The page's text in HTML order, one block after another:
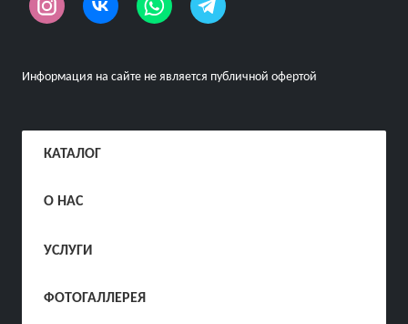
Информация на сайте не является публичной офертой
КАТАЛОГ
О НАС
УСЛУГИ
ФОТОГАЛЛЕРЕЯ